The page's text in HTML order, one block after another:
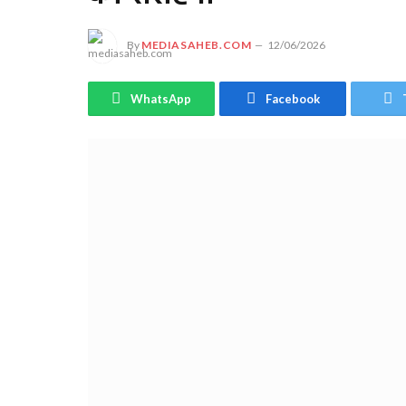
By MEDIASAHEB.COM 12/06/2026
WhatsApp Facebook